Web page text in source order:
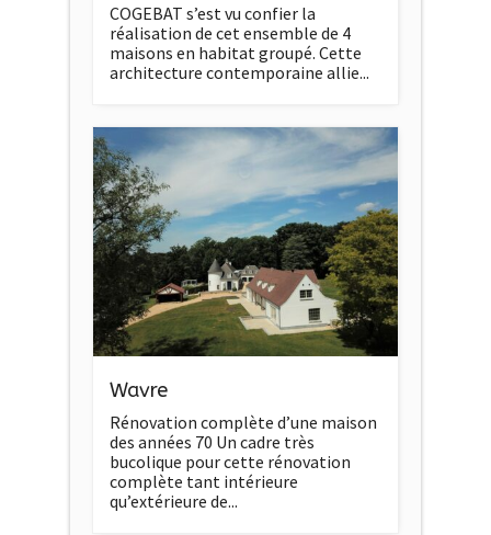
COGEBAT s’est vu confier la
réalisation de cet ensemble de 4
maisons en habitat groupé. Cette
architecture contemporaine allie...
Wavre
Rénovation complète d’une maison
des années 70 Un cadre très
bucolique pour cette rénovation
complète tant intérieure
qu’extérieure de...